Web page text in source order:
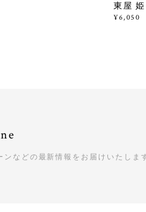
東屋
¥6,050
ンなどの最新情報をお届けいたしま